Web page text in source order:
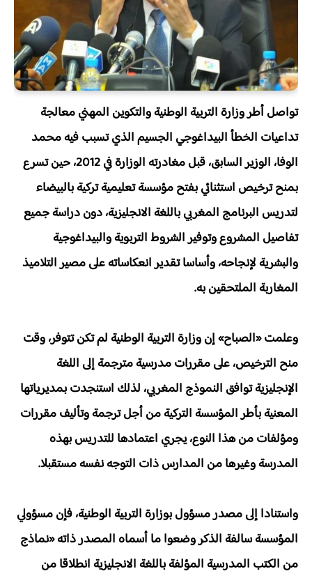
تواصل أطر وزارة التربية الوطنية والتكوين المهني معالجة
تداعيات الخطأ البيداغوجي الجسيم الذي تسبب فيه محمد
الوفا، الوزير السابق، قبل مغادرته الوزارة في 2012، حين تسرع
بمنح ترخيص استثنائي بفتح مؤسسة تعليمية تركية بالبيضاء
لتدريس البرنامج المغربي باللغة الانجليزية، دون دراسة جميع
تفاصيل المشروع وتوفير الشروط التربوية والبيداغوجية
والبشرية لإنجاحه، وأساسا تقدير انعكاساته على مصير التلاميذ
المغاربة الملتحقين به.
وعلمت «الصباح» إن وزارة التربية الوطنية لم تكن تتوفر، وقت
منح الترخيص، على مقررات مدرسية مترجمة إلى اللغة
الإنجليزية توافق النموذج المغربي، لذلك استنجدت بمديرياتها
المعنية بأطر المؤسسة التركية من أجل ترجمة وتأليف مقررات
ومؤلفات من هذا النوع، يجري اعتمادها للتدريس بهذه
المدرسة وغيرها من المدارس ذات التوجه نفسه مستقبلا.
واستنادا إلى مصدر مسؤول بوزارة التربية الوطنية، فإن مسؤولي
المؤسسة سالفة الذكر وضعوا ما أسماه المصدر ذاته «نماذج
من الكتب المدرسية المؤلفة باللغة الانجليزية انطلاقا من